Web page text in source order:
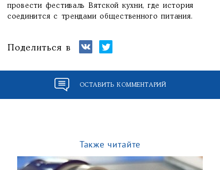
провести фестиваль Вятской кухни, где история
соединится с трендами общественного питания.
Поделиться в
ОСТАВИТЬ КОММЕНТАРИЙ
Также читайте